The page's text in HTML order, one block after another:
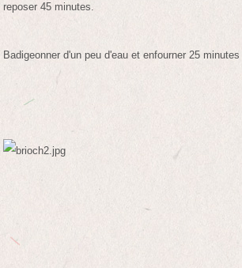
reposer 45 minutes.
Badigeonner d'un peu d'eau et enfourner 25